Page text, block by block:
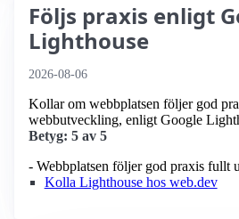
Följs praxis enligt
Lighthouse
2026-08-06
Kollar om webbplatsen följer god
webbutveckling, enligt Google
Betyg: 5 av 5
- Webbplatsen följer god praxis fullt
Kolla Lighthouse hos web.dev